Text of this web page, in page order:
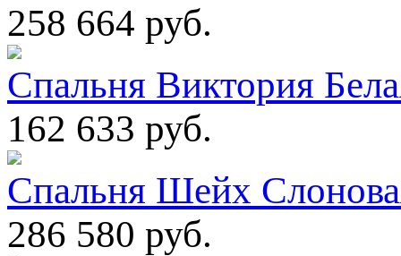
258 664 руб.
Спальня Виктория
162 633 руб.
Спальня Шейх
286 580 руб.